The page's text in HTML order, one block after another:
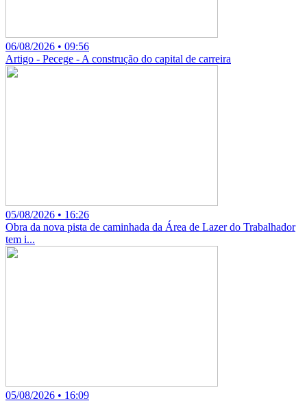
06/08/2026 • 09:56
Artigo - Pecege - A construção do capital de carreira
05/08/2026 • 16:26
Obra da nova pista de caminhada da Área de Lazer do Trabalhador
tem i...
05/08/2026 • 16:09